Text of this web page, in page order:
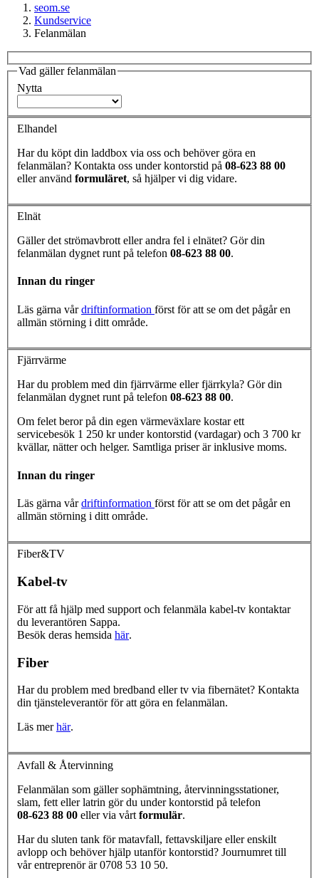
seom.se
Kundservice
Felanmälan
Vad gäller felanmälan
Nytta
Elhandel
Har du köpt din laddbox via oss och behöver göra en
felanmälan? Kontakta oss under kontorstid på 08-623 88 00
eller använd formuläret, så hjälper vi dig vidare.
Elnät
Gäller det strömavbrott eller andra fel i elnätet? Gör din
felanmälan dygnet runt på telefon 08-623 88 00.
Innan du ringer
Läs gärna vårdriftinformation först för att se om det pågår en
allmän störning i ditt område.
Fjärrvärme
Har du problem med din fjärrvärme eller fjärrkyla? Gör din
felanmälan dygnet runt på telefon 08-623 88 00.
Om felet beror på din egen värmeväxlare kostar ett
servicebesök 1 250 kr under kontorstid (vardagar) och 3 700 kr
kvällar, nätter och helger. Samtliga priser är inklusive moms.
Innan du ringer
Läs gärna vårdriftinformation först för att se om det pågår en
allmän störning i ditt område.
Fiber&TV
Kabel-tv
För att få hjälp med support och felanmäla kabel-tv kontaktar
du leverantören Sappa.
Besök deras hemsida här.
Fiber
Har du problem med bredband eller tv via fibernätet? Kontakta
din tjänsteleverantör för att göra en felanmälan.
Läs merhär.
Avfall & Återvinning
Felanmälan som gäller sophämtning, återvinningsstationer,
slam, fett eller latrin gör du under kontorstid på telefon
08-623 88 00 eller via vårt formulär.
Har du sluten tank för matavfall, fettavskiljare eller enskilt
avlopp och behöver hjälp utanför kontorstid? Journumret till
vår entreprenör är 0708 53 10 50.